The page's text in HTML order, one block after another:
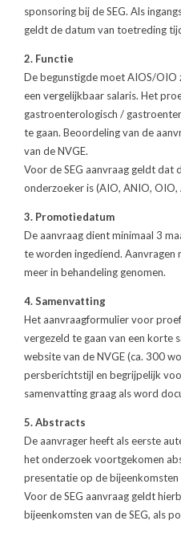
sponsoring bij de SEG. Als
geldt de datum van toetreding
2. Functie
De begunstigde moet AIOS/OIO
een vergelijkbaar salaris. Het
gastroenterologisch /
te gaan. Beoordeling van de
van de NVGE.
Voor de SEG aanvraag geldt dat
onderzoeker is (AIO, ANIO, OIO,
3. Promotiedatum
De aanvraag dient minimaal 3
te worden ingediend. Aanvragen
meer in behandeling genomen.
4. Samenvatting
Het aanvraagformulier voor
vergezeld te gaan van een korte
website van de NVGE (ca. 300
persberichtstijl en begrijpelijk
samenvatting graag als word
5. Abstracts
De aanvrager heeft als eerste
het onderzoek voortgekomen
presentatie op de bijeenkomsten
Voor de SEG aanvraag geldt
bijeenkomsten van de SEG, als